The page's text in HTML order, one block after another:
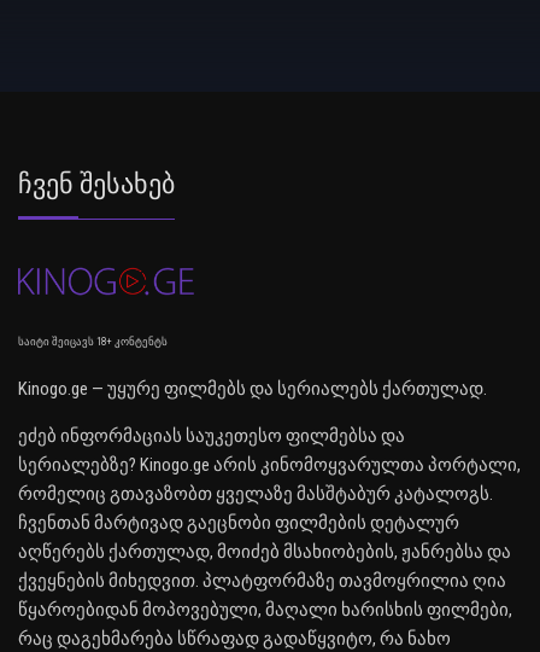
Ჩვენ Შესახებ
საიტი შეიცავს 18+ კონტენტს
Kinogo.ge — უყურე ფილმებს და სერიალებს ქართულად.
ეძებ ინფორმაციას საუკეთესო ფილმებსა და
სერიალებზე? Kinogo.ge არის კინომოყვარულთა პორტალი,
რომელიც გთავაზობთ ყველაზე მასშტაბურ კატალოგს.
ჩვენთან მარტივად გაეცნობი ფილმების დეტალურ
აღწერებს ქართულად, მოიძებ მსახიობების, ჟანრებსა და
ქვეყნების მიხედვით. პლატფორმაზე თავმოყრილია ღია
წყაროებიდან მოპოვებული, მაღალი ხარისხის ფილმები,
რაც დაგეხმარება სწრაფად გადაწყვიტო, რა ნახო